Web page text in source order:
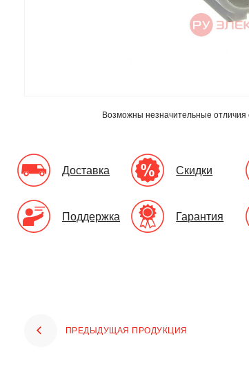
Возможны незначительные отличия
Доставка Скидки
Поддержка Гарантия
ПРЕДЫДУЩАЯ ПРОДУКЦИЯ